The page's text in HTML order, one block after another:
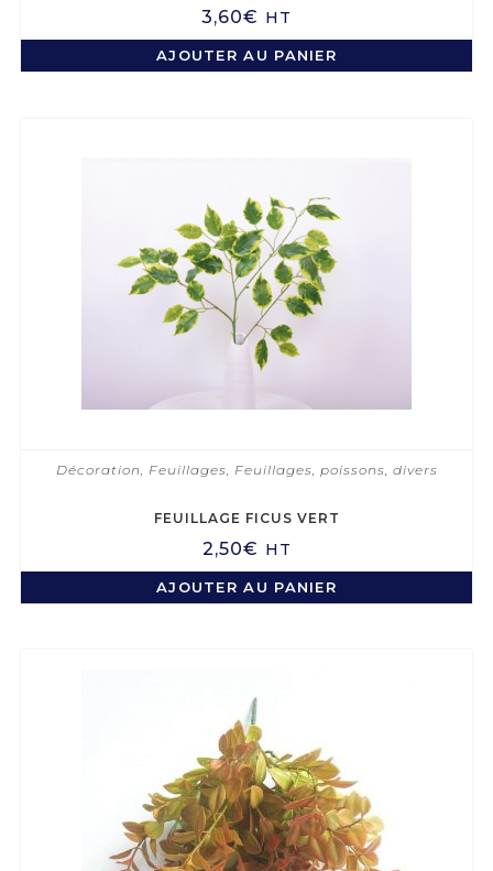
3,60€ HT
AJOUTER AU PANIER
Décoration Feuillages Feuillages, poissons, divers
FEUILLAGE FICUS VERT
2,50€ HT
AJOUTER AU PANIER